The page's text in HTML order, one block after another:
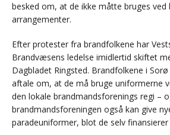
besked om, at de ikke måtte bruges
arrangementer.
Efter protester fra brandfolkene har
Brandvæsens ledelse imidlertid skiftet
Dagbladet Ringsted. Brandfolkene i
aftale om, at de må bruge uniformerne
den lokale brandmandsforenings regi –
brandmandsforeningen også kan give
paradeuniformer, blot de selv finansierer